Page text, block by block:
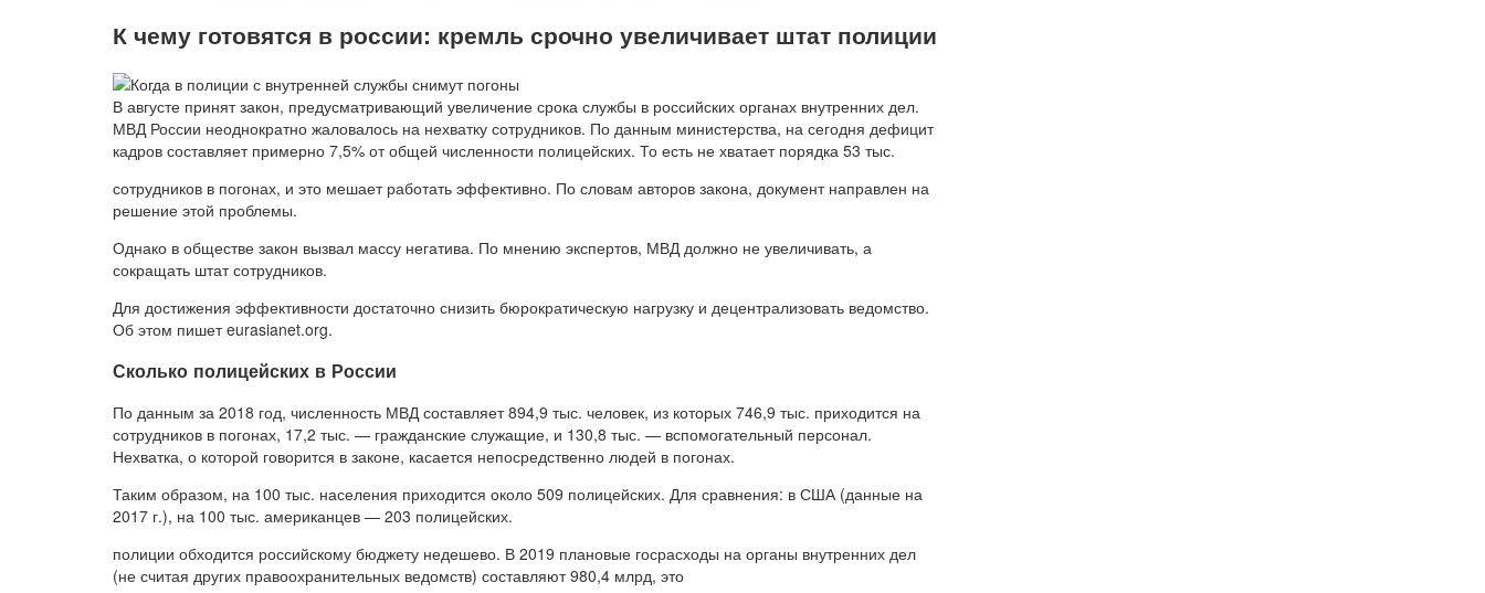
К чему готовятся в россии: кремль срочно увеличивает штат полиции
В августе принят закон, предусматривающий увеличение срока службы в российских органах внутренних дел.
МВД России неоднократно жаловалось на нехватку сотрудников. По данным министерства, на сегодня дефицит
кадров составляет примерно 7,5% от общей численности полицейских. То есть не хватает порядка 53 тыс.
сотрудников в погонах, и это мешает работать эффективно. По словам авторов закона, документ направлен на
решение этой проблемы.
Однако в обществе закон вызвал массу негатива. По мнению экспертов, МВД должно не увеличивать, а
сокращать штат сотрудников.
Для достижения эффективности достаточно снизить бюрократическую нагрузку и децентрализовать ведомство.
Об этом пишет eurasianet.org.
Сколько полицейских в России
По данным за 2018 год, численность МВД составляет 894,9 тыс. человек, из которых 746,9 тыс. приходится на
сотрудников в погонах, 17,2 тыс. — гражданские служащие, и 130,8 тыс. — вспомогательный персонал.
Нехватка, о которой говорится в законе, касается непосредственно людей в погонах.
Таким образом, на 100 тыс. населения приходится около 509 полицейских. Для сравнения: в США (данные на
2017 г.), на 100 тыс. американцев — 203 полицейских.
полиции обходится российскому бюджету недешево. В 2019 плановые госрасходы на органы внутренних дел
(не считая других правоохранительных ведомств) составляют 980,4 млрд, это